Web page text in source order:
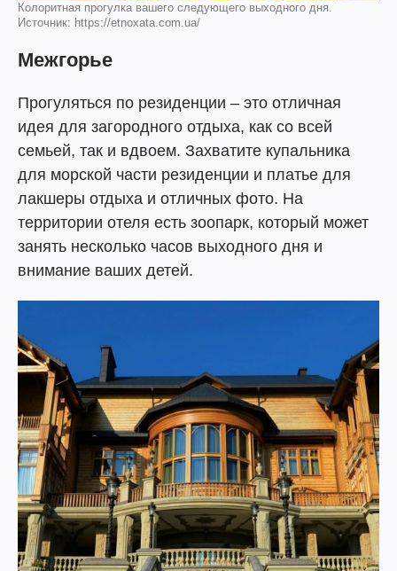
Колоритная прогулка вашего следующего выходного дня.
Источник: https://etnoxata.com.ua/
Межгорье
Прогуляться по резиденции – это отличная
идея для загородного отдыха, как со всей
семьей, так и вдвоем. Захватите купальника
для морской части резиденции и платье для
лакшеры отдыха и отличных фото. На
территории отеля есть зоопарк, который может
занять несколько часов выходного дня и
внимание ваших детей.